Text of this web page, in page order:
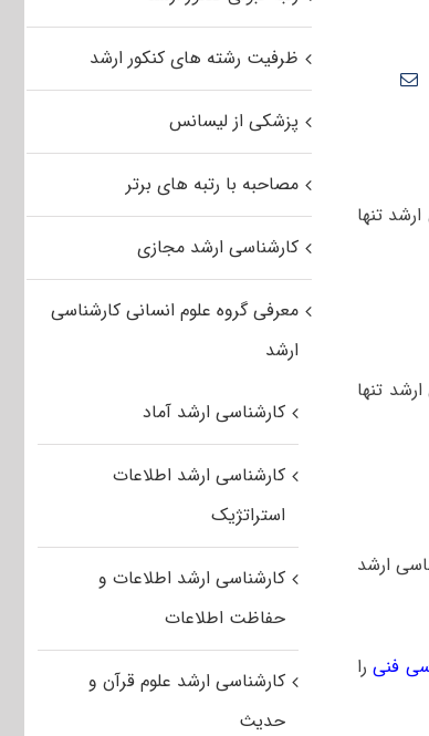
ارشد تنها
تنها
ارشد
فنیرا
ظرفیت رشته های کنکور ارشد
پزشکی از لیسانس
مصاحبه با رتبه های برتر
کارشناسی ارشد مجازی
معرفی گروه علوم انسانی کارشناسی
ارشد
کارشناسی ارشد آماد
کارشناسی ارشد اطلاعات
استراتژیک
کارشناسی ارشد اطلاعات و
حفاظت اطلاعات
کارشناسی ارشد علوم قرآن و
حدیث